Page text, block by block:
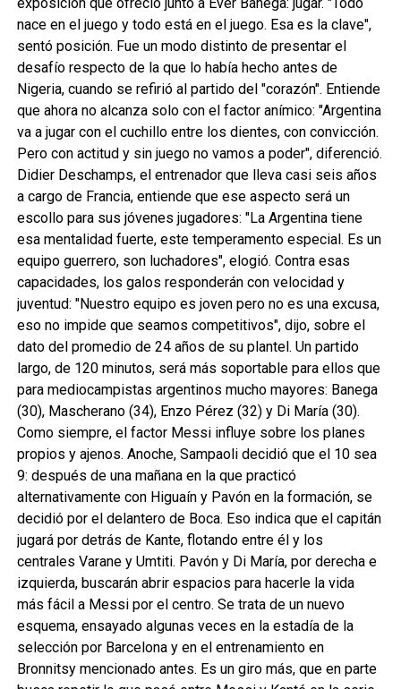
nace en el juego y todo está en el juego. Esa es la clave",
sentó posición. Fue un modo distinto de presentar el
desafío respecto de la que lo había hecho antes de
Nigeria, cuando se refirió al partido del "corazón". Entiende
que ahora no alcanza solo con el factor anímico: "Argentina
va a jugar con el cuchillo entre los dientes, con convicción.
Pero con actitud y sin juego no vamos a poder", diferenció.
Didier Deschamps, el entrenador que lleva casi seis años
a cargo de Francia, entiende que ese aspecto será un
escollo para sus jóvenes jugadores: "La Argentina tiene
esa mentalidad fuerte, este temperamento especial. Es un
equipo guerrero, son luchadores", elogió. Contra esas
capacidades, los galos responderán con velocidad y
juventud: "Nuestro equipo es joven pero no es una excusa,
eso no impide que seamos competitivos", dijo, sobre el
dato del promedio de 24 años de su plantel. Un partido
largo, de 120 minutos, será más soportable para ellos que
para mediocampistas argentinos mucho mayores: Banega
(30), Mascherano (34), Enzo Pérez (32) y Di María (30).
Como siempre, el factor Messi influye sobre los planes
propios y ajenos. Anoche, Sampaoli decidió que el 10 sea
9: después de una mañana en la que practicó
alternativamente con Higuaín y Pavón en la formación, se
decidió por el delantero de Boca. Eso indica que el capitán
jugará por detrás de Kante, flotando entre él y los
centrales Varane y Umtiti. Pavón y Di María, por derecha e
izquierda, buscarán abrir espacios para hacerle la vida
más fácil a Messi por el centro. Se trata de un nuevo
esquema, ensayado algunas veces en la estadía de la
selección por Barcelona y en el entrenamiento en
Bronnitsy mencionado antes. Es un giro más, que en parte